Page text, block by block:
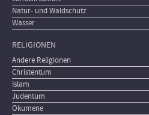
Natur- und Waldschutz
Wasser
RELIGIONEN
Andere Religionen
Christentum
Islam
Judentum
Ökumene